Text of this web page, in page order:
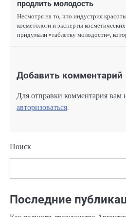
продлить молодость
Несмотря на то, что индустрия
косметологи и эксперты
придумали «таблетку молодости»,
Добавить комментарий
Для отправки комментария вам
авторизоваться.
Поиск
Последние